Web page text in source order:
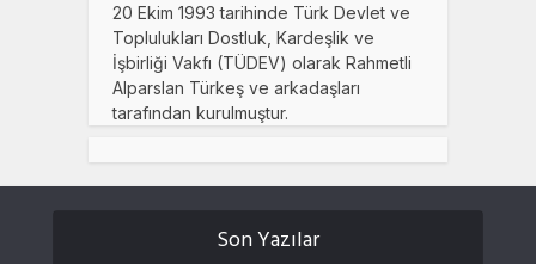
20 Ekim 1993 tarihinde Türk Devlet ve
Toplulukları Dostluk, Kardeşlik ve
İşbirliği Vakfı (TÜDEV) olarak Rahmetli
Alparslan Türkeş ve arkadaşları
tarafından kurulmuştur.
Son Yazılar